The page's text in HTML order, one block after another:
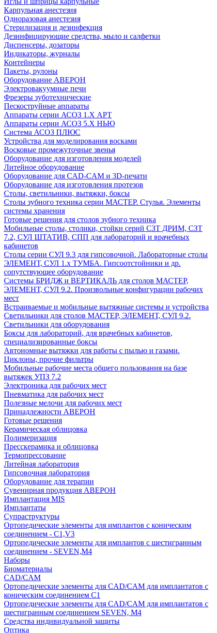
Карпульная анестезия
Одноразовая анестезия
Стерилизация и дезинфекция
Дезинфицирующие средства, мыло и салфетки
Диспенсеры, дозаторы
Индикаторы, журналы
Контейнеры
Пакеты, рулоны
Оборудование АВЕРОН
Электровакуумные печи
Фрезеры зуботехнические
Пескоструйные аппараты
Аппараты серии АСОЗ 1.Х АРТ
Аппараты серии АСОЗ 5.Х НЬЮ
Система АСОЗ ПЛЮС
Устройства для моделирования восками
Восковые промежуточные звенья
Оборудование для изготовления моделей
Литейное оборудование
Оборудование для CAD-CAM и 3D-печати
Оборудование для изготовления протезов
Cтолы, светильники, вытяжки, боксы
Столы зубного техника серии МАСТЕР. Стулья. Элементы
системы хранения
Готовые решения для столов зубного техника
Мобильные столы, столики, стойки серий СЗТ ДРИМ, СЗТ
7.2, СУЛ ШТАТИВ, СПП для лабораторий и врачебных
кабинетов
Столы серии СУЛ 9.3 для гипсовочной. Лабораторные столы
ЭЛЕМЕНТ, СУЛ 1.х ТУМБА. Гипсоотстойники и др.
сопутствующее оборудование
Системы БРИДЖ и ВЕРТИКАЛЬ для столов МАСТЕР,
ЭЛЕМЕНТ, СУЛ 9.2. Произвольные конфигурации рабочих
мест
Встраиваемые и мобильные вытяжные системы и устройства
Светильники для столов МАСТЕР, ЭЛЕМЕНТ, СУЛ 9.2.
Светильники для оборудования
Боксы для лабораторий, для врачебных кабинетов,
специализированные боксы
Автономные вытяжки для работы с пылью и газами.
Циклоны, прочие фильтры
Мобильные рабочие места общего пользования на базе
вытяжек УПЗ 7.2
Электроника для рабочих мест
Пневматика для рабочих мест
Полезные мелочи для рабочих мест
Принадлежности АВЕРОН
Готовые решения
Керамическая облицовка
Полимеризация
Пресскерамика и облицовка
Термопрессование
Литейная лаборатория
Гипсовочная лаборатория
Оборудование для терапии
Сувенирная продукция АВЕРОН
Имплантация MIS
Имплантаты
Супраструктуры
Ортопедические элементы для имплантов с коническим
соединением - C1,V3
Ортопедические элементы для имплантов с шестигранным
соединением - SEVEN,M4
Наборы
Биоматериалы
CAD/CAM
Ортопедические элементы для CAD/CAM для имплантатов с
коническим соединением С1
Ортопедические элементы для CAD/CAM для имплантатов с
шестигранным соединением SEVEN, М4
Средства индивидуальной защиты
Оптика